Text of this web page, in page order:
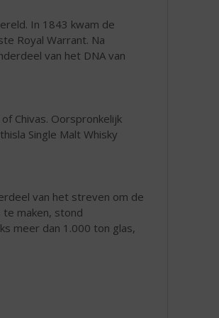
In 1843 kwam de
Royal Warrant. Na
van het DNA van
Chivas. Oorspronkelijk
Single Malt Whisky
van het streven om de
maken, stond
meer dan 1.000 ton glas,